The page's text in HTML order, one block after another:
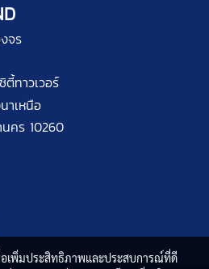
จร
ทาวเวอร์
เหนือ
คร 10260
อเพิ่มประสิทธิภาพและประสบการณ์ที่ดี